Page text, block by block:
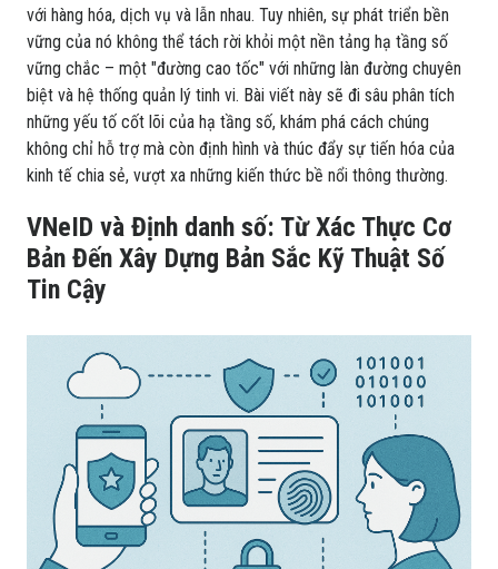
với hàng hóa, dịch vụ và lẫn nhau. Tuy nhiên, sự phát triển bền
vững của nó không thể tách rời khỏi một nền tảng hạ tầng số
vững chắc – một "đường cao tốc" với những làn đường chuyên
biệt và hệ thống quản lý tinh vi. Bài viết này sẽ đi sâu phân tích
những yếu tố cốt lõi của hạ tầng số, khám phá cách chúng
không chỉ hỗ trợ mà còn định hình và thúc đẩy sự tiến hóa của
kinh tế chia sẻ, vượt xa những kiến thức bề nổi thông thường.
VNeID và Định danh số: Từ Xác Thực Cơ
Bản Đến Xây Dựng Bản Sắc Kỹ Thuật Số
Tin Cậy